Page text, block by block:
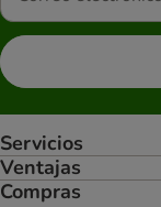
Servicios
Ventajas
Compras